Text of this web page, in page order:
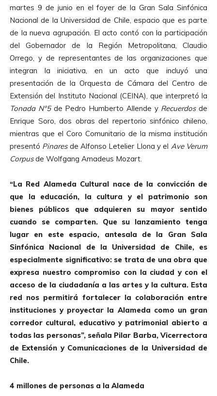
martes 9 de junio en el foyer de la Gran Sala Sinfónica
Nacional de la Universidad de Chile, espacio que es parte
de la nueva agrupación. El acto contó con la participación
del Gobernador de la Región Metropolitana, Claudio
Orrego, y de representantes de las organizaciones que
integran la iniciativa, en un acto que incluyó una
presentación de la Orquesta de Cámara del Centro de
Extensión del Instituto Nacional (CEINA), que interpretó la
Tonada N°5de Pedro Humberto Allende y Recuerdosde
Enrique Soro, dos obras del repertorio sinfónico chileno,
mientras que el Coro Comunitario de la misma institución
presentó Pinaresde Alfonso Letelier Llona y el Ave Verum
Corpusde Wolfgang Amadeus Mozart.
“La Red Alameda Cultural nace de la convicción de
que la educación, la cultura y el patrimonio son
bienes públicos que adquieren su mayor sentido
cuando se comparten. Que su lanzamiento tenga
lugar en este espacio, antesala de la Gran Sala
Sinfónica Nacional de la Universidad de Chile, es
especialmente significativo: se trata de una obra que
expresa nuestro compromiso con la ciudad y con el
acceso de la ciudadanía a las artes y la cultura. Esta
red nos permitirá fortalecer la colaboración entre
instituciones y proyectar la Alameda como un gran
corredor cultural, educativo y patrimonial abierto a
todas las personas”, señala Pilar Barba, Vicerrectora
de Extensión y Comunicaciones de la Universidad de
Chile.
4 millones de personas a la Alameda